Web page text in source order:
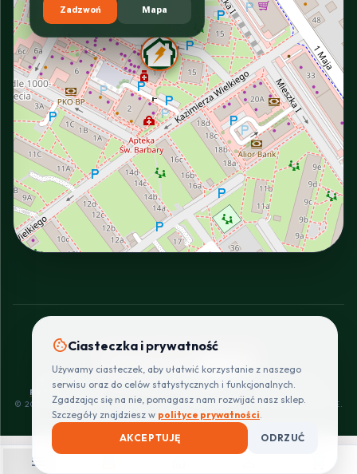
menu
Zadzwoń Mapa
INTERACTIVE VIEW
SZYBKIE I BEZPIECZNE PŁATNOŚCI
POLITYKA
PRYWATNOŚCI
REGULAMIN
CENNIK
DOSTAW
ZWROTY I
REKLAMACJE
© 2026 PROINSTALLER.PL - KNURÓW. WSZYSTKIE PRAWA ZASTRZEŻONE.
cookieCiasteczka i prywatność
Używamy ciasteczek, aby ułatwić korzystanie z naszego
serwisu oraz do celów statystycznych i funkcjonalnych.
Zgadzając się na nie, pomagasz nam rozwijać nasz sklep.
Szczegóły znajdziesz w polityce prywatności.
AKCEPTUJĘ
ODRZUĆ